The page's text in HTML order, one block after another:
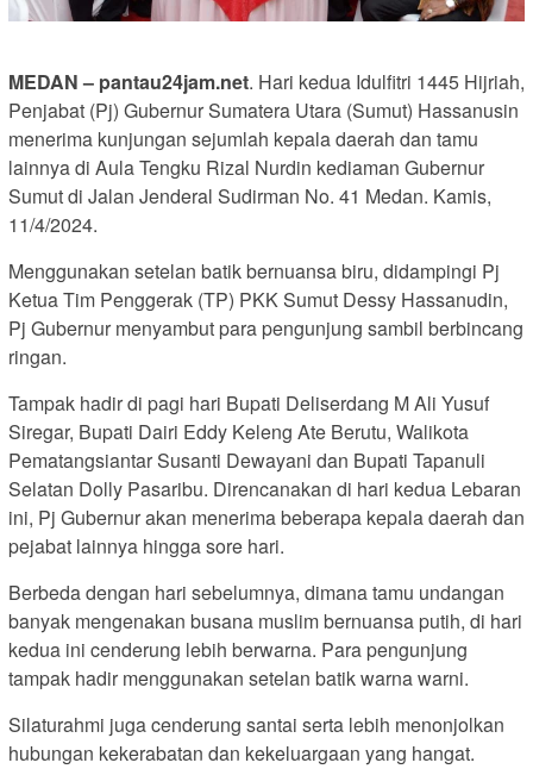
MEDAN – pantau24jam.net. Hari kedua Idulfitri 1445 Hijriah,
Penjabat (Pj) Gubernur Sumatera Utara (Sumut) Hassanusin
menerima kunjungan sejumlah kepala daerah dan tamu
lainnya di Aula Tengku Rizal Nurdin kediaman Gubernur
Sumut di Jalan Jenderal Sudirman No. 41 Medan. Kamis,
11/4/2024.
Menggunakan setelan batik bernuansa biru, didampingi Pj
Ketua Tim Penggerak (TP) PKK Sumut Dessy Hassanudin,
Pj Gubernur menyambut para pengunjung sambil berbincang
ringan.
Tampak hadir di pagi hari Bupati Deliserdang M Ali Yusuf
Siregar, Bupati Dairi Eddy Keleng Ate Berutu, Walikota
Pematangsiantar Susanti Dewayani dan Bupati Tapanuli
Selatan Dolly Pasaribu. Direncanakan di hari kedua Lebaran
ini, Pj Gubernur akan menerima beberapa kepala daerah dan
pejabat lainnya hingga sore hari.
Berbeda dengan hari sebelumnya, dimana tamu undangan
banyak mengenakan busana muslim bernuansa putih, di hari
kedua ini cenderung lebih berwarna. Para pengunjung
tampak hadir menggunakan setelan batik warna warni.
Silaturahmi juga cenderung santai serta lebih menonjolkan
hubungan kekerabatan dan kekeluargaan yang hangat.